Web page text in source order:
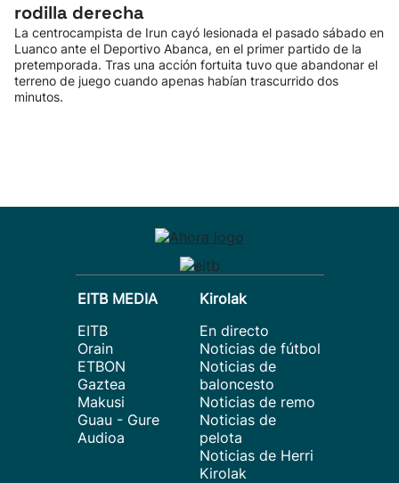
rodilla derecha
La centrocampista de Irun cayó lesionada el pasado sábado en
Luanco ante el Deportivo Abanca, en el primer partido de la
pretemporada. Tras una acción fortuita tuvo que abandonar el
terreno de juego cuando apenas habían trascurrido dos
minutos.
EITB MEDIA
EITB
Orain
ETBON
Gaztea
Makusi
Guau - Gure
Audioa
Kirolak
En directo
Noticias de fútbol
Noticias de
baloncesto
Noticias de remo
Noticias de
pelota
Noticias de Herri
Kirolak